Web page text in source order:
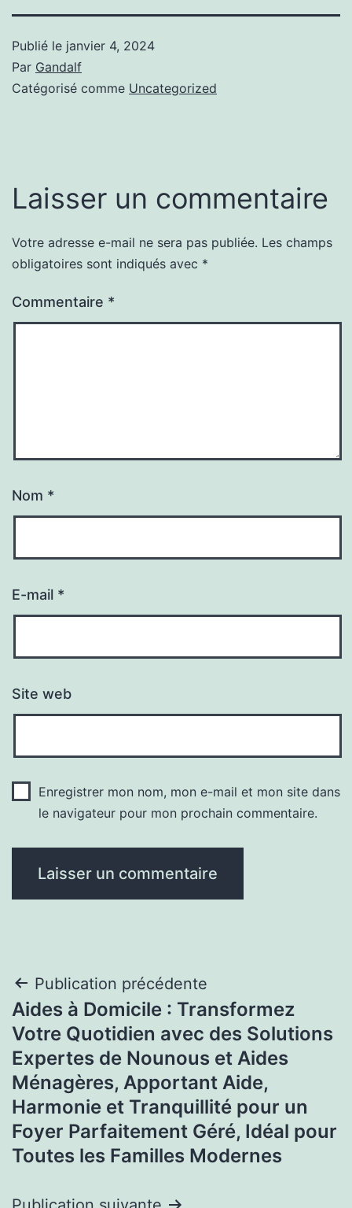
Publié le janvier 4, 2024
Par Gandalf
Catégorisé comme Uncategorized
Laisser un commentaire
Votre adresse e-mail ne sera pas publiée. Les champs
obligatoires sont indiqués avec *
Commentaire *
Nom *
E-mail *
Site web
Enregistrer mon nom, mon e-mail et mon site dans
le navigateur pour mon prochain commentaire.
Navigation
de
l’article
Publication précédente
Aides à Domicile : Transformez
Votre Quotidien avec des Solutions
Expertes de Nounous et Aides
Ménagères, Apportant Aide,
Harmonie et Tranquillité pour un
Foyer Parfaitement Géré, Idéal pour
Toutes les Familles Modernes